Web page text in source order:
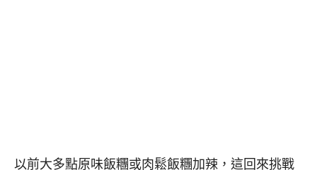
以前大多點原味飯糰或肉鬆飯糰加辣，這回來挑戰